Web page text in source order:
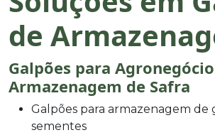
de
Galpões para
Armazenagem de Safra
Galpões para armazenagem de
sementes